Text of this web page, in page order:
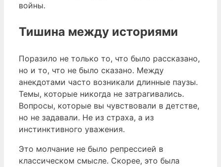
войны.
Тишина между историями
Поразило не только то, что было рассказано,
но и то, что не было сказано. Между
анекдотами часто возникали длинные паузы.
Темы, которые никогда не затрагивались.
Вопросы, которые вы чувствовали в детстве,
но не задавали. Не из страха, а из
инстинктивного уважения.
Это молчание не было репрессией в
классическом смысле. Скорее, это была